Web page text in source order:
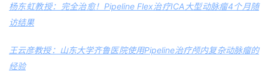
杨东虹教授：完全治愈！Pipeline Flex治疗ICA大型动脉瘤4个月随
访结果
王云彦教授：山东大学齐鲁医院使用Pipeline治疗颅内复杂动脉瘤的
经验